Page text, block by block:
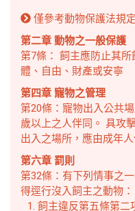
僅參考動物保護法規定
第二章 動物之一般保護
第7條： 飼主應防止其
體、自由、財產或安寧
第四章 寵物之管理
第20條：寵物出入公共
歲以上之人伴同。 具攻
出入之場所，應由成年
第六章 罰則
第32條：有下列情事之
得逕行沒入飼主之動物：
飼主違反第五條第二